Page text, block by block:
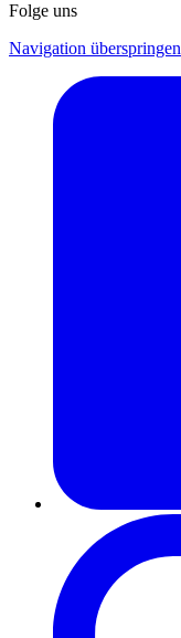
Folge uns
Navigation überspringen